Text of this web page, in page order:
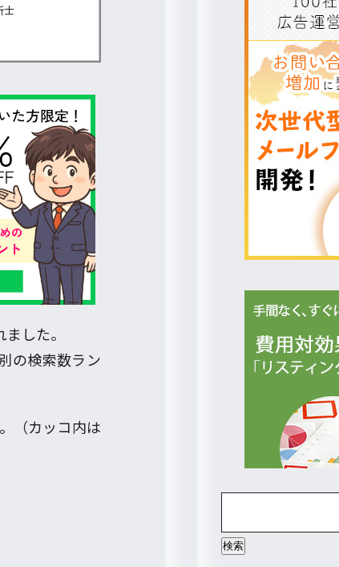
士
した。
の検索数ラン
（カッコ内は